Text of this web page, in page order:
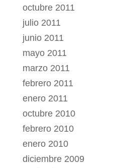
octubre 2011
julio 2011
junio 2011
mayo 2011
marzo 2011
febrero 2011
enero 2011
octubre 2010
febrero 2010
enero 2010
diciembre 2009